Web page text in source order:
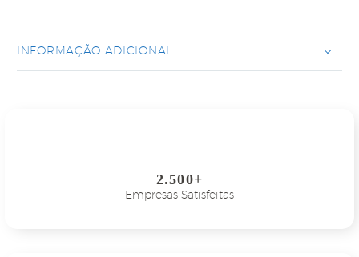
INFORMAÇÃO ADICIONAL
2.500+
Empresas Satisfeitas